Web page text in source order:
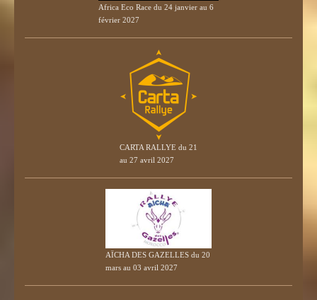
Africa Eco Race du 24 janvier au 6
février 2027
CARTA RALLYE du 21
au 27 avril 2027
AÏCHA DES GAZELLES du 20
mars au 03 avril 2027